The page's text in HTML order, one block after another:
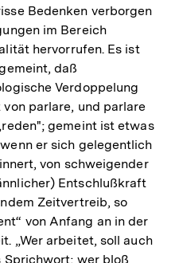
Bedenken verborgen
im Bereich
hervorrufen. Es ist
daß
Verdoppelung
parlare, und parlare
gemeint ist etwas
er sich gelegentlich
von schweigender
Entschlußkraft
Zeitvertreib, so
von Anfang an in der
„Wer arbeitet, soll auch
Sprichwort; wer bloß